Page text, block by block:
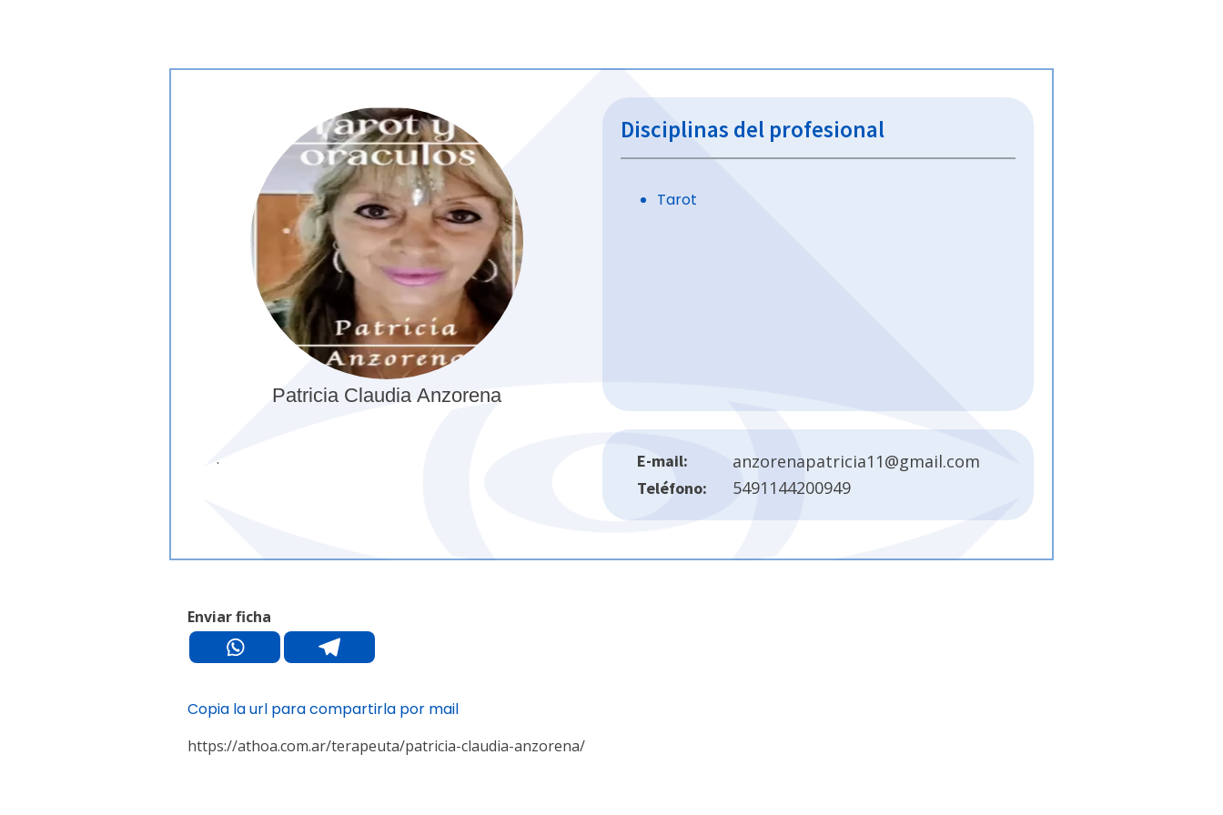
Patricia Claudia Anzorena
Disciplinas del profesional
Tarot
. E-mail: anzorenapatricia11@gmail.com
Teléfono: 5491144200949
Enviar ficha
Copia la url para compartirla por mail
https://athoa.com.ar/terapeuta/patricia-claudia-anzorena/